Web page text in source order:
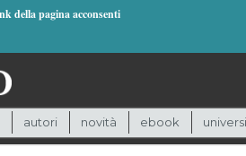
della pagina acconsenti
autori novità ebook